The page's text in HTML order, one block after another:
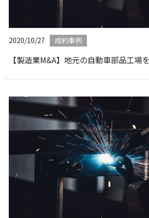
2020/10/27 成約事例
【製造業M&A】地元の自動車部品工場